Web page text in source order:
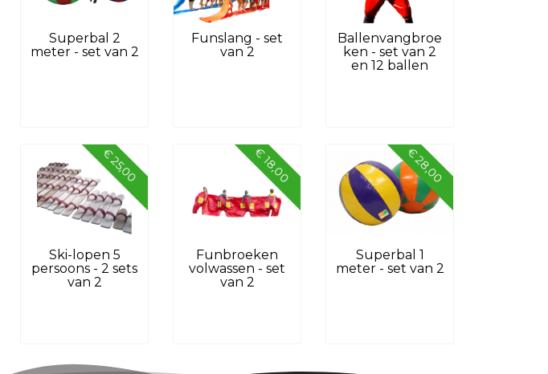
Superbal 2
meter - set van 2
Funslang - set
van 2
Ballenvangbroe
ken - set van 2
en 12 ballen
€ 25,00
Ski-lopen 5
persoons - 2 sets
van 2
€ 18,00
Funbroeken
volwassen - set
van 2
€ 28,00
Superbal 1
meter - set van 2